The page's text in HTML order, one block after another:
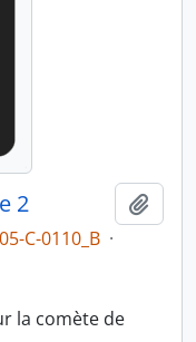
2
C-0110_B ·
la comète de